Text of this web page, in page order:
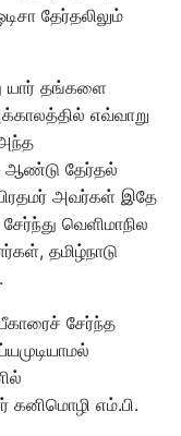
தேர்தலிலும்
யார் தங்களை
எவ்வாறு
ஆண்டு தேர்தல்
பிரதமர் அவர்கள் இதே
வெளிமாநில
தமிழ்நாடு
சேர்ந்த
கனிமொழி எம்.பி.